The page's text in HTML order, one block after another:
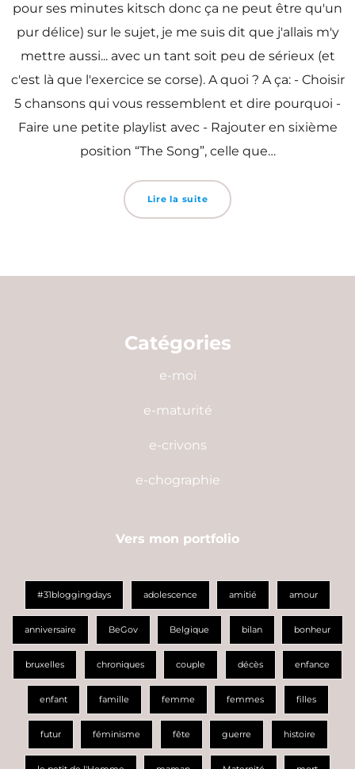
pour ses minutes kitsch donc ça ne peut être qu'un
pur délice) sur le sujet, je me suis dit que j'allais m'y
mettre aussi... avec un tant soit peu de sérieux (et
c'est là que l'exercice se corse). A quoi ? A ça: - Choisir
5 chansons qui vous ressemblent et dire pourquoi -
Faire une petite playlist avec - Rajouter en sixième
position “The Song”, celle que…
Lire la suite
Catégories
e-moi
e-maturité
e-crivons
e-chographie
Vers mon portfolio
#31bloggingdays adolescence amitié amour
anniversaire BeGov Belgique bilan bonheur
bruxelles chroniques couple décès enfance
enfant famille femme femmes filles
futur féminisme fête guerre histoire